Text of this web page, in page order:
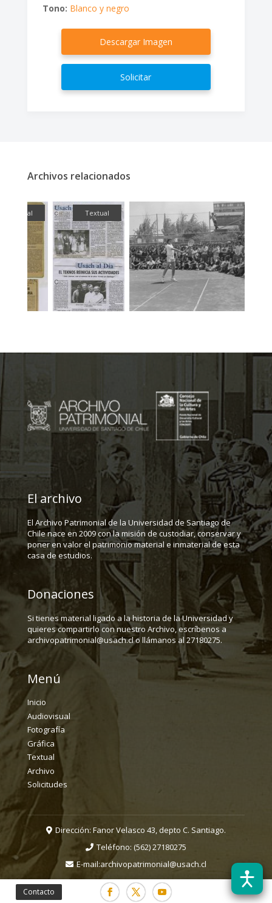
Contacto
Tono: Blanco y negro
Descargar Imagen
Solicitar
Archivos relacionados
Textual Fotografía
El archivo
El Archivo Patrimonial de la Universidad de Santiago de
Chile nace en 2009 con la misión de custodiar, conservar y
poner en valor el patrimonio material e inmaterial de esta
casa de estudios.
Donaciones
Si tienes material ligado a la historia de la Universidad y
quieres compartirlo con nuestro Archivo, escríbenos a
archivopatrimonial@usach.cl o llámanos al 27180275.
Menú
Inicio
Audiovisual
Fotografía
Gráfica
Textual
Archivo
Solicitudes
Dirección: Fanor Velasco 43, depto C. Santiago.
Teléfono: (562) 27180275
E-mail:archivopatrimonial@usach.cl